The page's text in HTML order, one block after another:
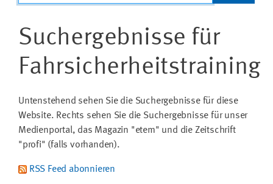
Suchergebnisse für
Fahrsicherheitstraining
Untenstehend sehen Sie die Suchergebnisse für diese
Website. Rechts sehen Sie die Suchergebnisse für unser
Medienportal, das Magazin "etem" und die Zeitschrift
"profi" (falls vorhanden).
RSS Feed abonnieren